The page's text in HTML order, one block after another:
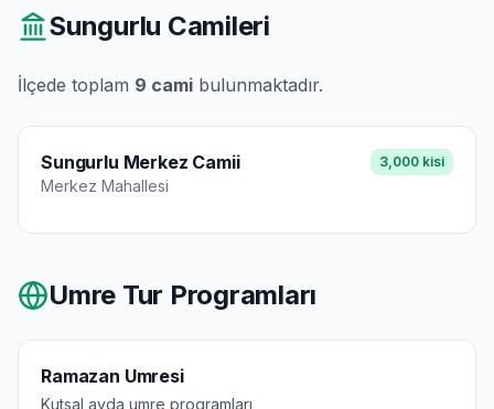
Sungurlu Camileri
İlçede toplam 9 cami bulunmaktadır.
Sungurlu Merkez Camii
Merkez Mahallesi
3,000 kisi
Umre Tur Programları
Ramazan Umresi
Kutsal ayda umre programları